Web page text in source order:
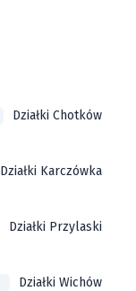
Działki Chotków
Działki Karczówka
Działki Przylaski
Działki Wichów